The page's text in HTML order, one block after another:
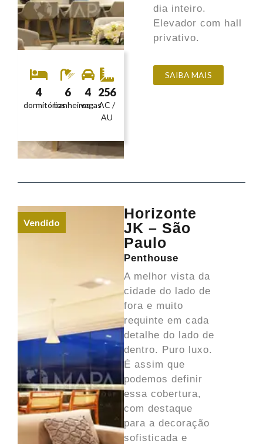
4
dormitórios
6
banheiros
4
vagas
256
AC /
AU
dia inteiro.
Elevador com hall
privativo.
SAIBA MAIS
Vendido
Horizonte
JK – São
Paulo
Penthouse
A melhor vista da
cidade do lado de
fora e muito
requinte em cada
detalhe do lado de
dentro. Puro luxo.
É assim que
podemos definir
essa cobertura,
com destaque
para a decoração
sofisticada e